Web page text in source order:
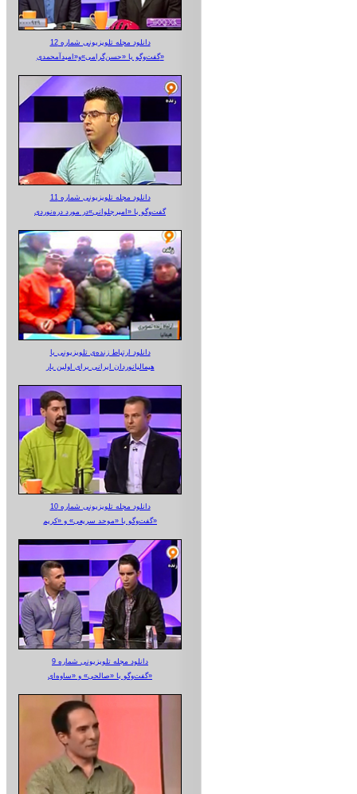
دانلود مجله تلویزیونی شماره 12
گفت‌وگو با «حسن‌گرامی»و«امیدآمحمدی»
دانلود مجله تلویزیونی شماره 11
گفت‌وگو با «امیرجلوانی»در مورد دره‌نوردی
دانلود ارتباط زنده‌ی تلویزیونی‌ با
هیمالیانوردان ایرانی برای اولین بار
دانلود مجله تلویزیونی شماره 10
گفت‌وگو با «موحد سریعی» و «کریم»
دانلود مجله تلویزیونی شماره 9
گفت‌وگو با «صالحی» و «ساوه‌ای»